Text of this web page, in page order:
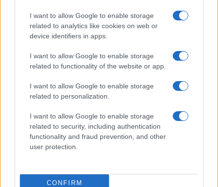
I want to allow Google to enable storage
related to analytics like cookies on web or
device identifiers in apps.
I want to allow Google to enable storage
related to functionality of the website or app.
I want to allow Google to enable storage
related to personalization.
I want to allow Google to enable storage
related to security, including authentication
functionality and fraud prevention, and other
user protection.
CONFIRM
Facebook
Cookie Policy
Globalscience
Globalsport
Megachip
GiULia
Prima Pagina
Giornale dello
Spettacolo
Wondernet
Giuliana Sgrena